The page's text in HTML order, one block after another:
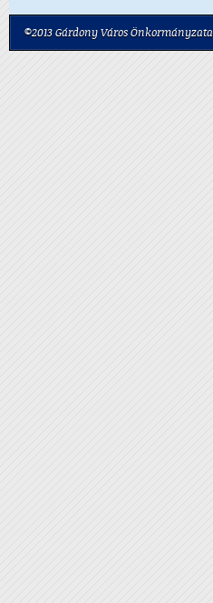
©2013 Gárdony Város Önkormányzata